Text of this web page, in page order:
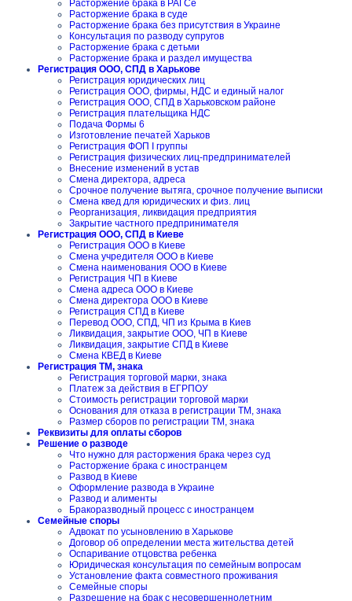
Расторжение брака в РАГСе
Расторжение брака в суде
Расторжение брака без присутствия в Украине
Консультация по разводу супругов
Расторжение брака с детьми
Расторжение брака и раздел имущества
Регистрация ООО, СПД в Харькове
Регистрация юридических лиц
Регистрация ООО, фирмы, НДС и единый налог
Регистрация ООО, СПД в Харьковском районе
Регистрация плательщика НДС
Подача Формы 6
Изготовление печатей Харьков
Регистрация ФОП I группы
Регистрация физических лиц-предпринимателей
Внесение изменений в устав
Смена директора, адреса
Срочное получение вытяга, срочное получение выписки
Смена квед для юридических и физ. лиц
Реорганизация, ликвидация предприятия
Закрытие частного предпринимателя
Регистрация ООО, СПД в Киеве
Регистрация ООО в Киеве
Смена учредителя ООО в Киеве
Смена наименования ООО в Киеве
Регистрация ЧП в Киеве
Смена адреса ООО в Киеве
Смена директора ООО в Киеве
Регистрация СПД в Киеве
Перевод ООО, СПД, ЧП из Крыма в Киев
Ликвидация, закрытие ООО, ЧП в Киеве
Ликвидация, закрытие СПД в Киеве
Смена КВЕД в Киеве
Регистрация ТМ, знака
Регистрация торговой марки, знака
Платеж за действия в ЕГРПОУ
Стоимость регистрации торговой марки
Основания для отказа в регистрации ТМ, знака
Размер сборов по регистрации ТМ, знака
Реквизиты для оплаты сборов
Решение о разводе
Что нужно для расторжения брака через суд
Расторжение брака с иностранцем
Развод в Киеве
Оформление развода в Украине
Развод и алименты
Бракоразводный процесс с иностранцем
Семейные споры
Адвокат по усыновлению в Харькове
Договор об определении места жительства детей
Оспаривание отцовства ребенка
Юридическая консультация по семейным вопросам
Установление факта совместного проживания
Семейные споры
Разрешение на брак с несовершеннолетним